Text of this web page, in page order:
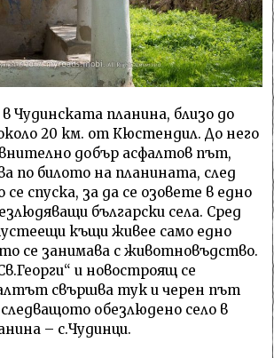
Чудинската планина, близо до
20 км. от Кюстендил. До него
добър асфалтов път,
по билото на планината, след
спуска, за да се озовете в едно
български села. Сред
къщи живее само едно
се занимава с животновъдство.
и новостроящ се
свършва тук и черен път
обезлюдено село в
– с.Чудинци.